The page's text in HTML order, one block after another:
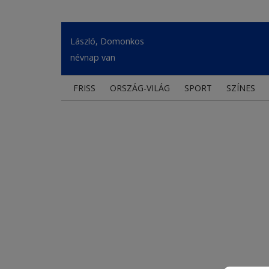
László, Domonkos
névnap van
FRISS ORSZÁG-VILÁG SPORT SZÍNES